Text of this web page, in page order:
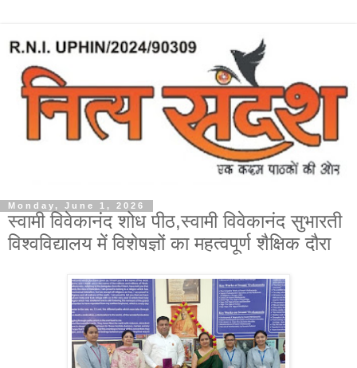
Monday, June 1, 2026
स्वामी विवेकानंद शोध पीठ,स्वामी विवेकानंद सुभारती
विश्वविद्यालय में विशेषज्ञों का महत्वपूर्ण शैक्षिक दौरा